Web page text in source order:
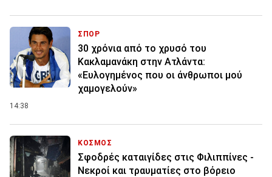
ΣΠΟΡ
30 χρόνια από το χρυσό του
Κακλαμανάκη στην Ατλάντα:
«Ευλογημένος που οι άνθρωποι μού
χαμογελούν»
14:38
ΚΟΣΜΟΣ
Σφοδρές καταιγίδες στις Φιλιππίνες -
Νεκροί και τραυματίες στο βόρειο